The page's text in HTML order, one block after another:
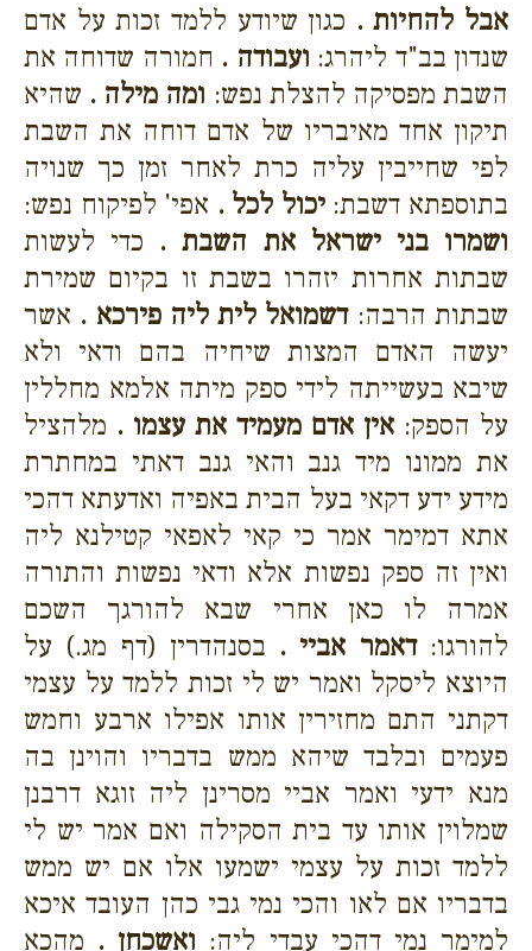
אבל להחיות . כגון שיודע ללמד זכות על אדם
שנדון בב"ד ליהרג: ועבודה . חמורה שדוחה את
השבת מפסיקה להצלת נפש: ומה מילה . שהיא
תיקון אחד מאיבריו של אדם דוחה את השבת
לפי שחייבין עליה כרת לאחר זמן כך שנויה
בתוספתא דשבת:יכול לכל . אפי' לפיקוח נפש:
ושמרו בני ישראל את השבת . כדי לעשות
שבתות אחרות יזהרו בשבת זו בקיום שמירת
שבתות הרבה:דשמואל לית ליה פירכא . אשר
יעשה האדם המצות שיחיה בהם ודאי ולא
שיבא בעשייתה לידי ספק מיתה אלמא מחללין
על הספק: אין אדם מעמיד את עצמו . מלהציל
את ממונו מיד גנב והאי גנב דאתי במחתרת
מידע ידע דקאי בעל הבית באפיה ואדעתא דהכי
אתא דמימר אמר כי קאי לאפאי קטילנא ליה
ואין זה ספק נפשות אלא ודאי נפשות והתורה
אמרה לו כאן אחרי שבא להורגך השכם
להורגו:דאמר אביי . בסנהדרין (דף מג.) על
היוצא ליסקל ואמר יש לי זכות ללמד על עצמי
דקתני התם מחזירין אותו אפילו ארבע וחמש
פעמים ובלבד שיהא ממש בדבריו והוינן בה
מנא ידעי ואמר אביי מסרינן ליה זוגא דרבנן
שמלוין אותו עד בית הסקילה ואם אמר יש לי
ללמד זכות על עצמי ישמעו אלו אם יש ממש
בדבריו אם לאו והכי נמי גבי כהן העובד איכא
למימר נמי דהכי עבדי ליה: ואשכחן . מהכא